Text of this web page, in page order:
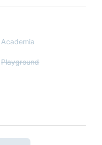
Academia
Playground